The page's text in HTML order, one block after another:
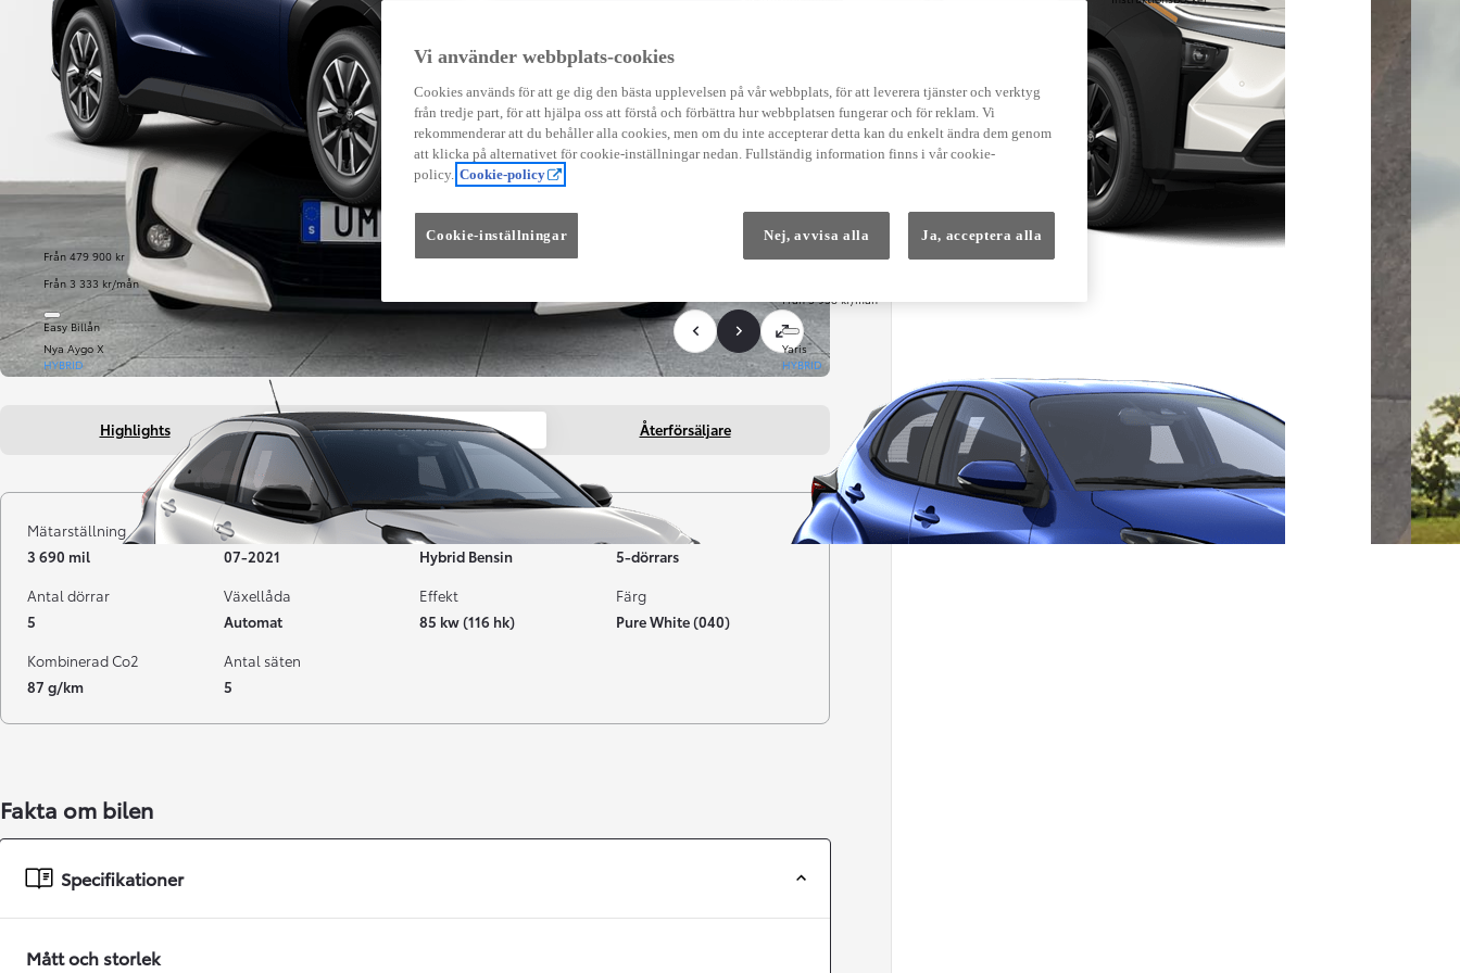
Från 479 900 kr
Från 3 333 kr/mån
Easy Billån
Från 3 958 kr/mån
Nya Aygo X
HYBRID
Från 238 900 kr
Easy Billån
Yaris
HYBRID
Easy Billån
GR Yaris
Highlights Fakta om bilen Återförsäljare
Mätarställning
3 690 mil
Registrerad
07-2021
Bränsle
Hybrid Bensin
Typ av bil
5-dörrars
Antal dörrar
5
Växellåda
Automat
Effekt
85 kw (116 hk)
Färg
Pure White (040)
Kombinerad Co2
87 g/km
Antal säten
5
Fakta om bilen
Specifikationer
Mått och storlek
Vi använder webbplats-cookies
Cookies används för att ge dig den bästa upplevelsen på vår webbplats, för att leverera tjänster och verktyg
från tredje part, för att hjälpa oss att förstå och förbättra hur webbplatsen fungerar och för reklam. Vi
rekommenderar att du behåller alla cookies, men om du inte accepterar detta kan du enkelt ändra dem genom
att klicka på alternativet för cookie-inställningar nedan. Fullständig information finns i vår cookie-
policy. Cookie-policy
Cookie-inställningar Nej, avvisa alla Ja, acceptera alla